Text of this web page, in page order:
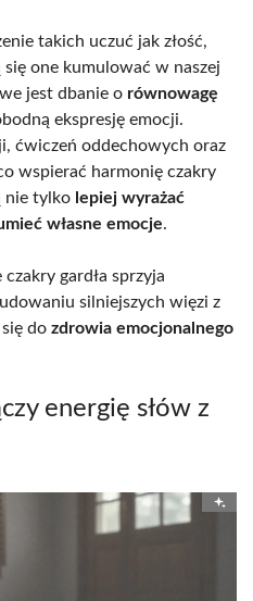
takich uczuć jak złość,
one kumulować w naszej
jest dbanie o równowagę
ekspresję emocji.
ćwiczeń oddechowych oraz
wspierać harmonię czakry
nie tylko lepiej wyrażać
własne emocje.
gardła sprzyja
silniejszych więzi z
do zdrowia emocjonalnego
energię słów z